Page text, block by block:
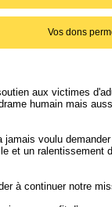
Vos dons
aux victimes
humain mais
voulu
et un
à continuer notre